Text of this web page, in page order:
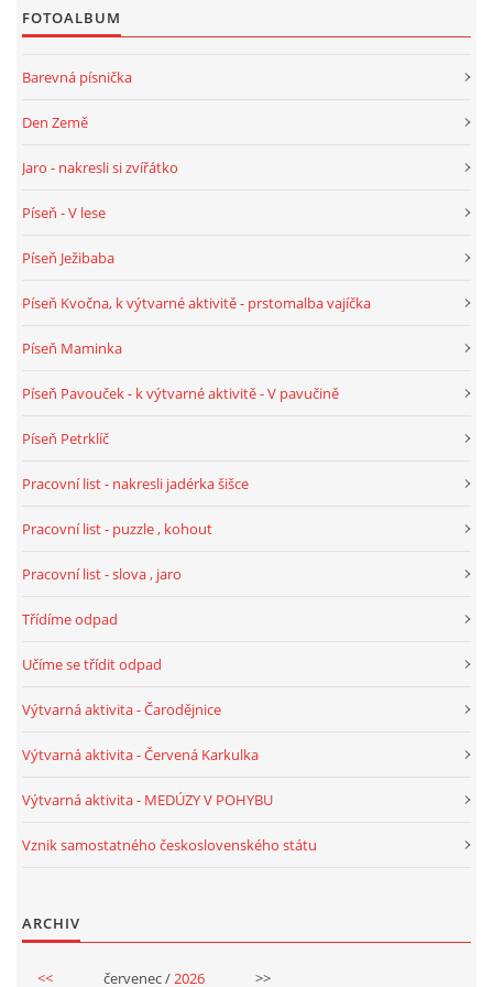
VZDĚLÁVACÍ BLOK DUBEN
VÝTVARNÉ TECHNIKY
VÝTVARNÉ AKTIVITY - JARO
VÝTVARNÉ AKTIVITY - PODZIM
CHARAKTERISTIKA ROČNÍCH OBDOBÍ
PÍSNĚ K TÉMATU JARO
POHYBOVÉ AKTIVITY NA TÉMA JARO
FOTOALBUM
Barevná písnička
Den Země
Jaro - nakresli si zvířátko
Píseň - V lese
Píseň Ježibaba
Píseň Kvočna, k výtvarné aktivitě - prstomalba vajíčka
Píseň Maminka
Píseň Pavouček - k výtvarné aktivitě - V pavučině
Píseň Petrklíč
Pracovní list - nakresli jadérka šišce
Pracovní list - puzzle , kohout
Pracovní list - slova , jaro
Třídíme odpad
Učíme se třídit odpad
Výtvarná aktivita - Čarodějnice
Výtvarná aktivita - Červená Karkulka
Výtvarná aktivita - MEDÚZY V POHYBU
Vznik samostatného československého státu
ARCHIV
<< červenec /2026 >>